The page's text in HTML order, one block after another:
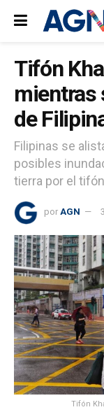
Tifón
mientras
de
Filipinas se
posibles
tierra por el
por AGN
Tifón